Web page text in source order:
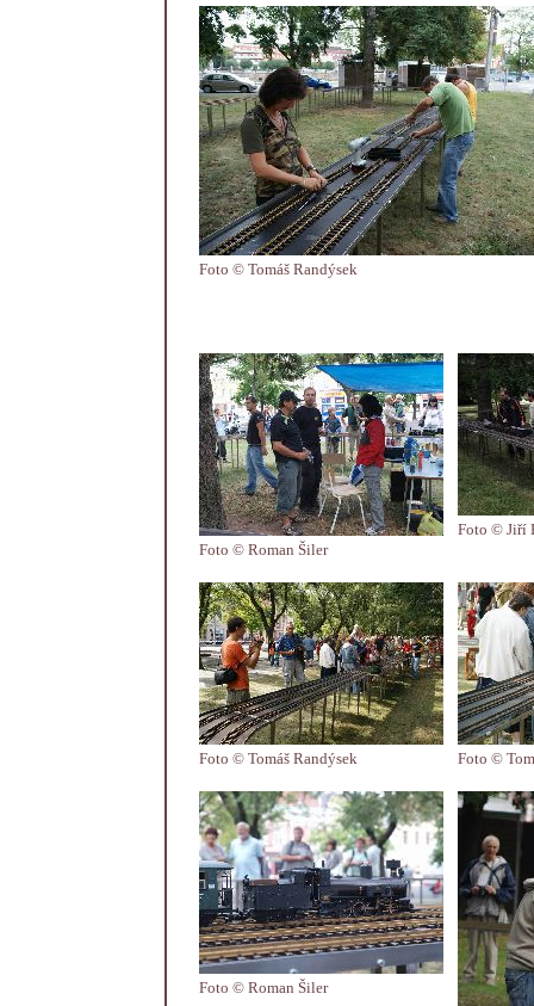
Foto © Tomáš Randýsek
Foto © Roman Šiler
Foto © Jiří
Foto © Tomáš Randýsek Foto ©
Foto © Roman Šiler